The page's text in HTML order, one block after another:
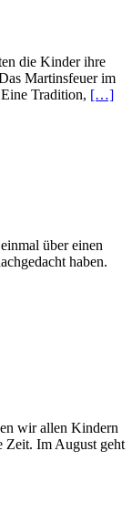
die Kinder ihre
Martinsfeuer im
Tradition, […]
über einen
haben.
wir allen Kindern
Zeit. Im August geht